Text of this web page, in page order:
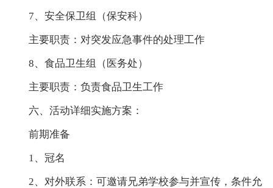
7、安全保卫组（保安科）
主要职责：对突发应急事件的处理工作
8、食品卫生组（医务处）
主要职责：负责食品卫生工作
六、活动详细实施方案：
前期准备
1、冠名
2、对外联系：可邀请兄弟学校参与并宣传，条件允